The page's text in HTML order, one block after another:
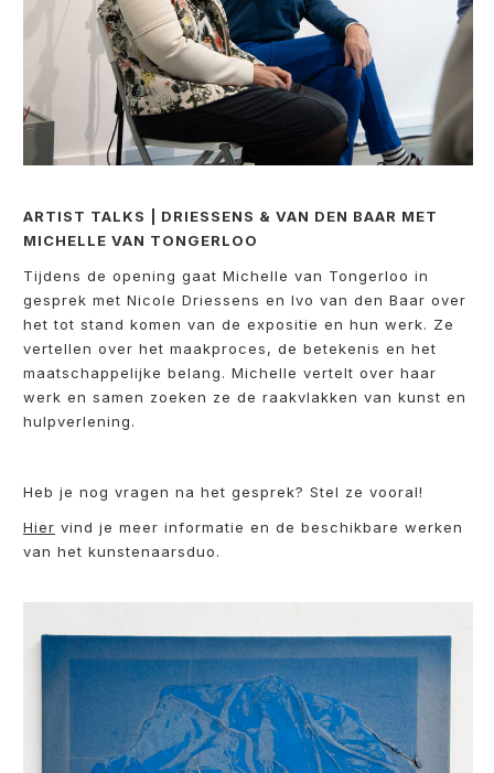
ARTIST TALKS | DRIESSENS & VAN DEN BAAR MET
MICHELLE VAN TONGERLOO
Tijdens de opening gaat Michelle van Tongerloo in
gesprek met Nicole Driessens en Ivo van den Baar over
het tot stand komen van de expositie en hun werk. Ze
vertellen over het maakproces, de betekenis en het
maatschappelijke belang. Michelle vertelt over haar
werk en samen zoeken ze de raakvlakken van kunst en
hulpverlening.
Heb je nog vragen na het gesprek? Stel ze vooral!
Hier vind je meer informatie en de beschikbare werken
van het kunstenaarsduo.